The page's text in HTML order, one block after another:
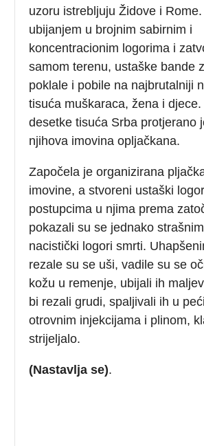
uzoru istrebljuju Židove i
ubijanjem u brojnim sabirnim i
koncentracionim logorima i
samom terenu, ustaške bande
poklale i pobile na najbrutalniji
tisuća muškaraca, žena i
desetke tisuća Srba protjerano
njihova imovina opljačkana.
Započela je organizirana
imovine, a stvoreni ustaški
postupcima u njima prema
pokazali su se jednako
nacistički logori smrti.
rezale su se uši, vadile su se
kožu u remenje, ubijali ih
bi rezali grudi, spaljivali ih u
otrovnim injekcijama i plinom,
strijeljalo.
(Nastavlja se).